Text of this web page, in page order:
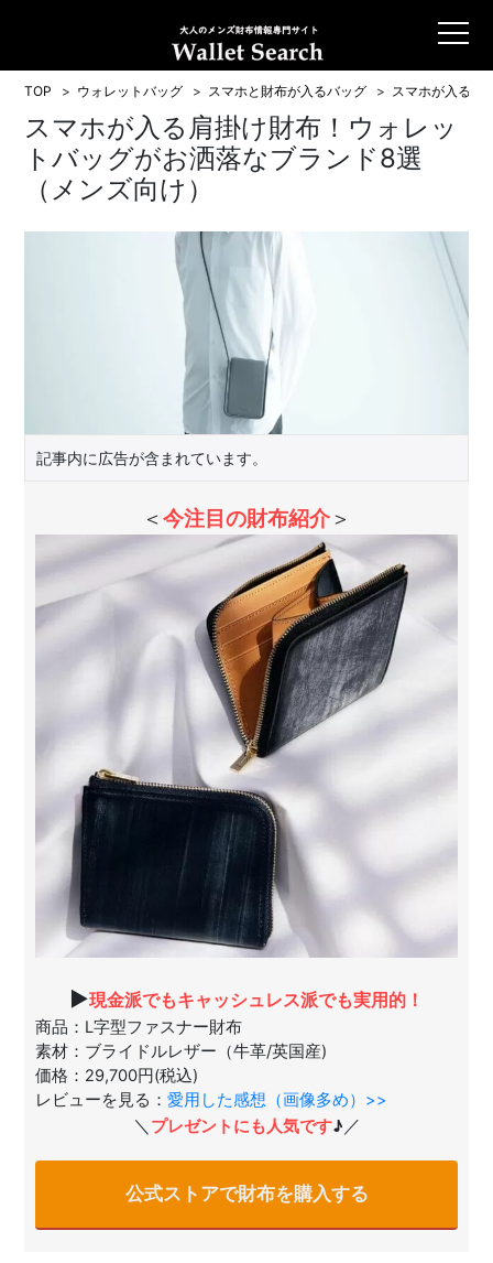
TOP ウォレットバッグ スマホと財布が入るバッグ スマホが入る肩
スマホが入る肩掛け財布！ウォレッ
トバッグがお洒落なブランド8選
（メンズ向け）
記事内に広告が含まれています。
＜ 今注目の財布紹介 ＞
▶現金派でもキャッシュレス派でも実用的！
商品：L字型ファスナー財布
素材：ブライドルレザー（牛革/英国産)
価格：29,700円(税込)
レビューを見る：愛用した感想（画像多め）>>
＼ プレゼントにも人気です♪ ／
公式ストアで財布を購入する